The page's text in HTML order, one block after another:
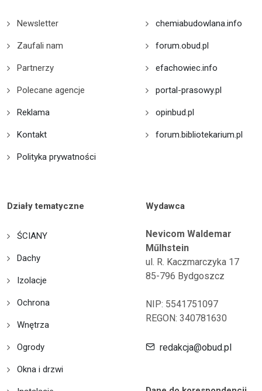
Newsletter
Zaufali nam
Partnerzy
Polecane agencje
Reklama
Kontakt
Polityka prywatności
chemiabudowlana.info
forum.obud.pl
efachowiec.info
portal-prasowy.pl
opinbud.pl
forum.bibliotekarium.pl
Działy tematyczne
ŚCIANY
Dachy
Izolacje
Ochrona
Wnętrza
Ogrody
Okna i drzwi
Wydawca
Nevicom Waldemar
Műlhstein
ul. R. Kaczmarczyka 17
85-796 Bydgoszcz
NIP: 5541751097
REGON: 340781630
redakcja@obud.pl